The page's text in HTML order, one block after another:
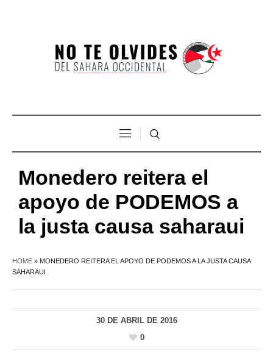
Monedero reitera el
apoyo de PODEMOS a
la justa causa saharaui
HOME » MONEDERO REITERA EL APOYO DE PODEMOS A LA JUSTA CAUSA
SAHARAUI
30 DE ABRIL DE 2016
0